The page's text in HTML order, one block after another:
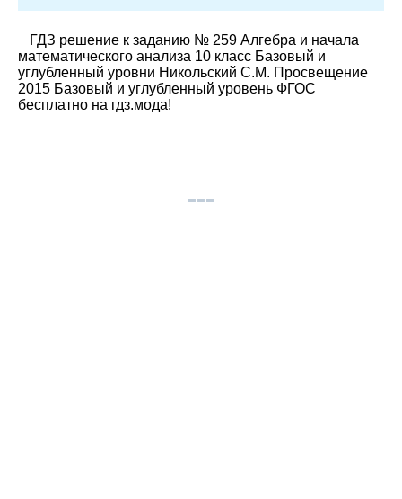
ГДЗ решение к заданию № 259 Алгебра и начала
математического анализа 10 класс Базовый и
углубленный уровни Никольский С.М. Просвещение
2015 Базовый и углубленный уровень ФГОС
бесплатно на гдз.мода!